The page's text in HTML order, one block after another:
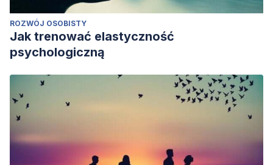
ROZWÓJ OSOBISTY
Jak trenować elastyczność
psychologiczną